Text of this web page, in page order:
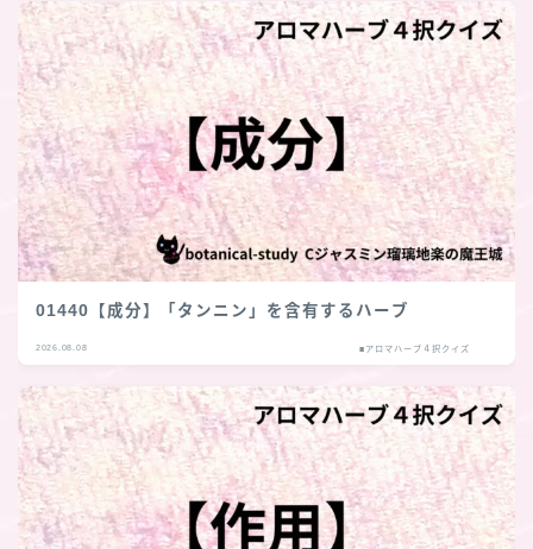
01440【成分】「タンニン」を含有するハーブ
2026.08.08 ■アロマハーブ４択クイズ